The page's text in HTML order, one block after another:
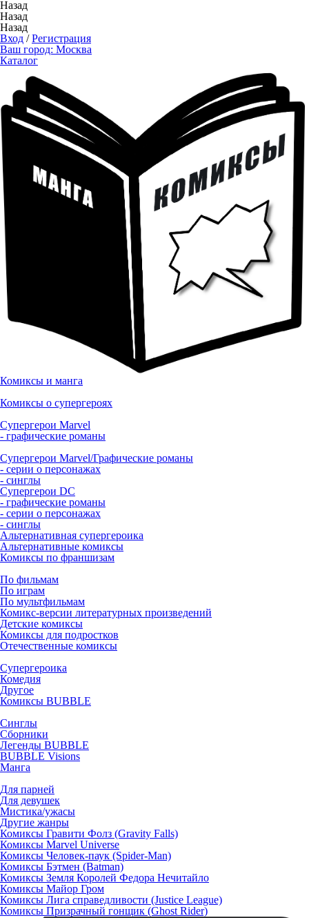
Назад
Назад
Назад
Вход /Регистрация
Ваш город: Москва
Каталог
Комиксы и манга
Комиксы о супергероях
Супергерои Marvel
- графические романы
Супергерои Marvel/Графические романы
- серии о персонажах
- синглы
Супергерои DC
- графические романы
- серии о персонажах
- синглы
Альтернативная супергероика
Альтернативные комиксы
Комиксы по франшизам
По фильмам
По играм
По мультфильмам
Комикс-версии литературных произведений
Детские комиксы
Комиксы для подростков
Отечественные комиксы
Супергероика
Комедия
Другое
Комиксы BUBBLE
Синглы
Сборники
Легенды BUBBLE
BUBBLE Visions
Манга
Для парней
Для девушек
Мистика/ужасы
Другие жанры
Комиксы Гравити Фолз (Gravity Falls)
Комиксы Marvel Universe
Комиксы Человек-паук (Spider-Man)
Комиксы Бэтмен (Batman)
Комиксы Земля Королей Федора Нечитайло
Комиксы Майор Гром
Комиксы Лига справедливости (Justice League)
Комиксы Призрачный гонщик (Ghost Rider)